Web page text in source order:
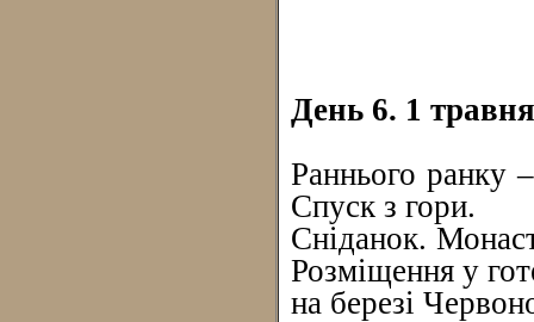
День 6. 1
Раннього ранку
Спуск з гори.
Сніданок.
Розміщення у
на березі